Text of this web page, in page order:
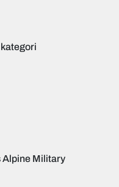
Alpine Military